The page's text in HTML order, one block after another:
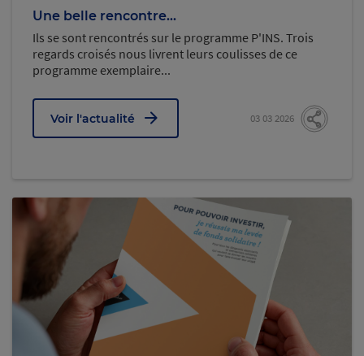
Une belle rencontre...
Ils se sont rencontrés sur le programme P'INS. Trois
regards croisés nous livrent leurs coulisses de ce
programme exemplaire...
Voir l'actualité 03 03 2026